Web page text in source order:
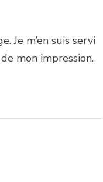
Je m’en suis servi
mon impression.